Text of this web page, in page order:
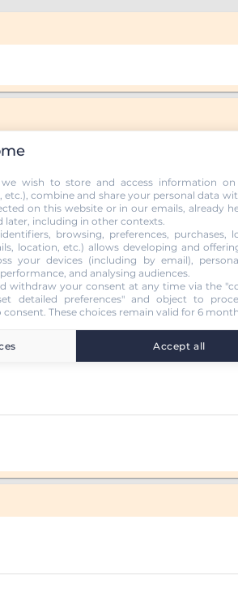
wish to store and access information
etc.), combine and share your personal data
on this website or in our emails, already
later, including in other contexts.
browsing, preferences, purchases,
location, etc.) allows developing and
your devices (including by email),
and analysing audiences.
withdraw your consent at any time via the
detailed preferences" and object to
These choices remain valid for 6
Accept all